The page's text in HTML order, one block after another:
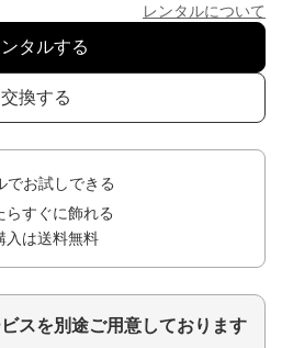
レンタルについて
タルする
交換する
でお試しできる
らすぐに飾れる
入は送料無料
スを別途ご用意しております